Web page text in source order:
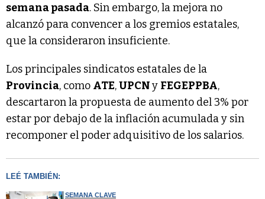
semana pasada. Sin embargo, la mejora no
alcanzó para convencer a los gremios estatales,
que la consideraron insuficiente.
Los principales sindicatos estatales de la
Provincia, como ATE,UPCNy FEGEPPBA,
descartaron la propuesta de aumento del 3% por
estar por debajo de la inflación acumulada y sin
recomponer el poder adquisitivo de los salarios.
LEÉ TAMBIÉN:
SEMANA CLAVE